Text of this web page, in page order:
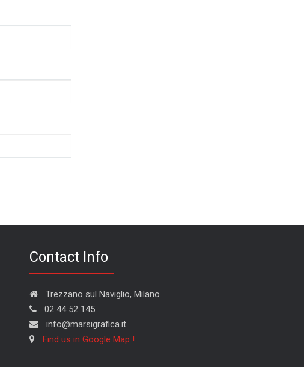
Contact Info
Trezzano sul Naviglio, Milano
02 44 52 145
info@marsigrafica.it
Find us in Google Map !